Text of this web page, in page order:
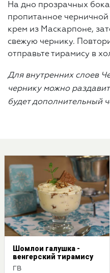
На дно прозрачных
пропитанное черничной
крем из Маскарпоне,
свежую чернику.
отправьте тирамису в
Для внутренних слоев
чернику можно
будет дополнительный
Шомлои галушка -
венгерский тирамису
ГВ